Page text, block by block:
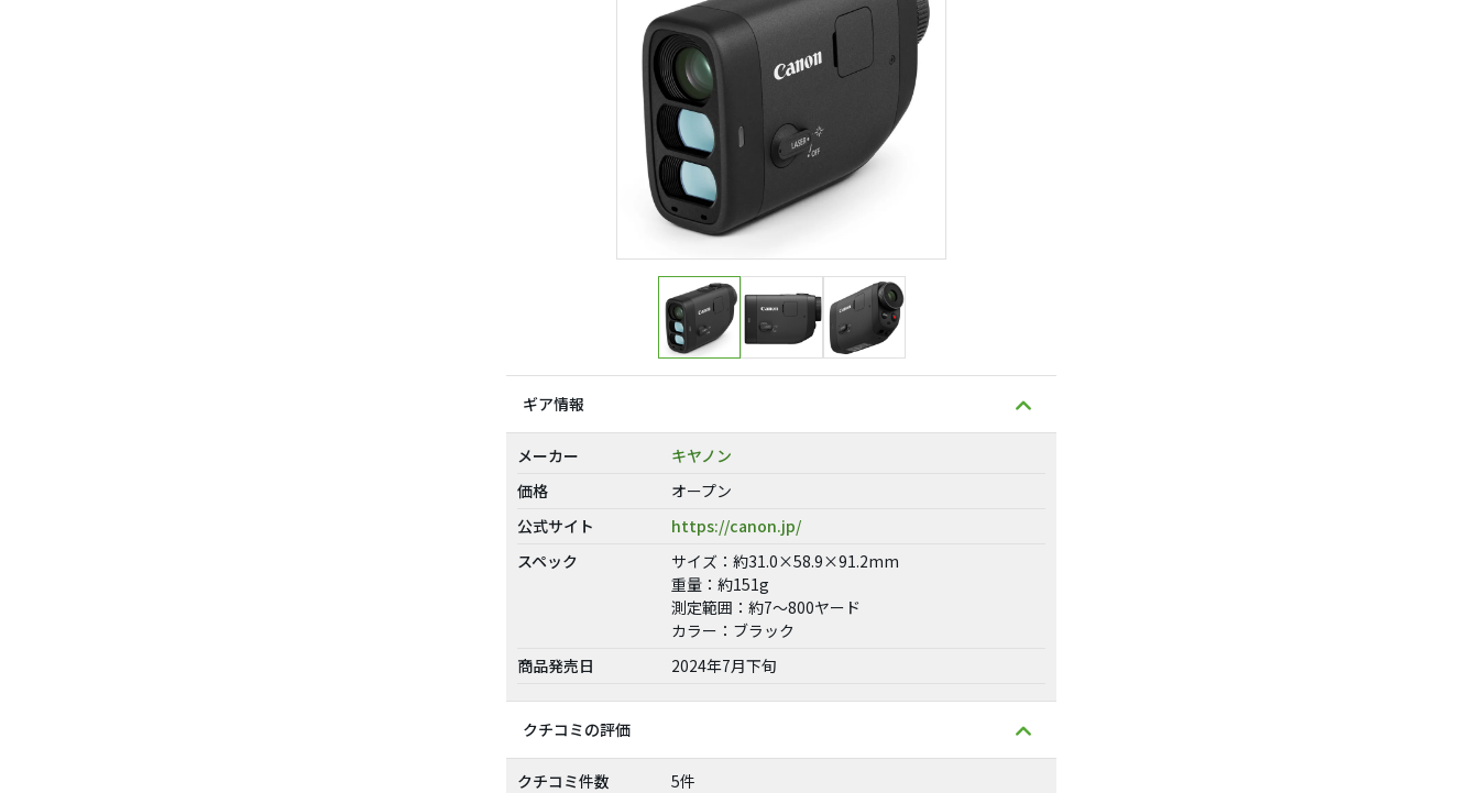
ギア情報
メーカー
キヤノン
価格
オープン
公式サイト
https://canon.jp/
スペック
サイズ：約31.0×58.9×91.2mm
重量：約151g
測定範囲：約7～800ヤード
カラー：ブラック
商品発売日
2024年7月下旬
クチコミの評価
クチコミ件数
5件